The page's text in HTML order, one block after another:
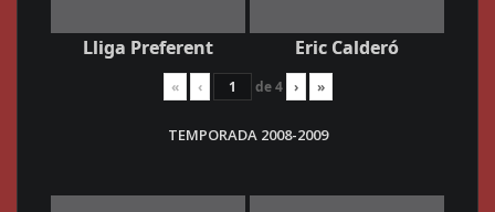
Lliga Preferent Eric Calderó
« ‹ de4 › »
TEMPORADA 2008-2009